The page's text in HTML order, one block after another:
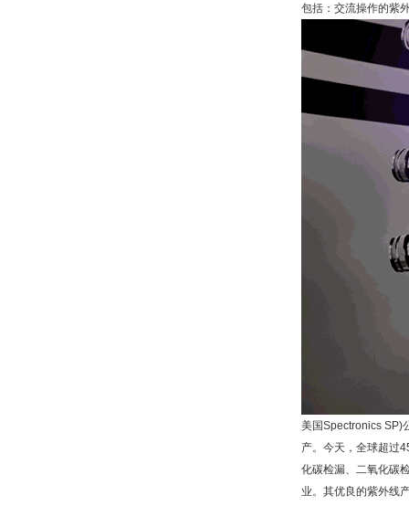
包括：交流操作的紫
美国Spectronics SP)
产。今天，全球超过
化碳检漏、二氧化碳
业。其优良的紫外线